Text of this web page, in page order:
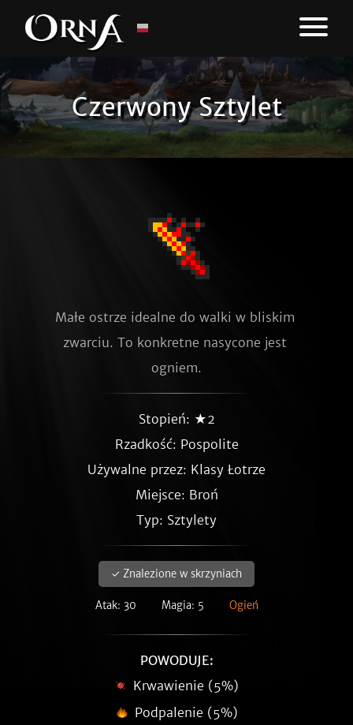
Czerwony Sztylet
Małe ostrze idealne do walki w bliskim
zwarciu. To konkretne nasycone jest
ogniem.
Stopień: ★2
Rzadkość: Pospolite
Używalne przez: Klasy Łotrze
Miejsce: Broń
Typ: Sztylety
✓ Znalezione w skrzyniach
Atak: 30 Magia: 5 Ogień
POWODUJE:
Krwawienie (5%)
Podpalenie (5%)